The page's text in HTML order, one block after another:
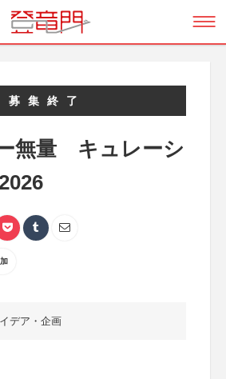
募集終了
無量 キュレーシ
デア・企画